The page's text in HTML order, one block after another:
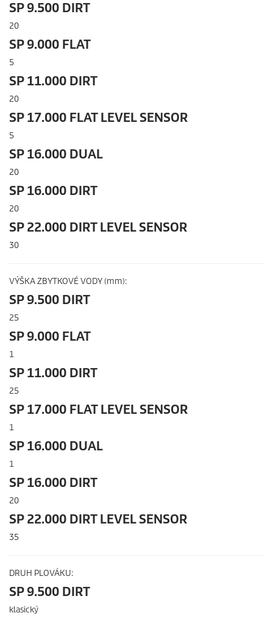
SP 9.500 DIRT
20
SP 9.000 FLAT
5
SP 11.000 DIRT
20
SP 17.000 FLAT LEVEL SENSOR
5
SP 16.000 DUAL
20
SP 16.000 DIRT
20
SP 22.000 DIRT LEVEL SENSOR
30
VÝŠKA ZBYTKOVÉ VODY (mm):
SP 9.500 DIRT
25
SP 9.000 FLAT
1
SP 11.000 DIRT
25
SP 17.000 FLAT LEVEL SENSOR
1
SP 16.000 DUAL
1
SP 16.000 DIRT
20
SP 22.000 DIRT LEVEL SENSOR
35
DRUH PLOVÁKU:
SP 9.500 DIRT
klasický